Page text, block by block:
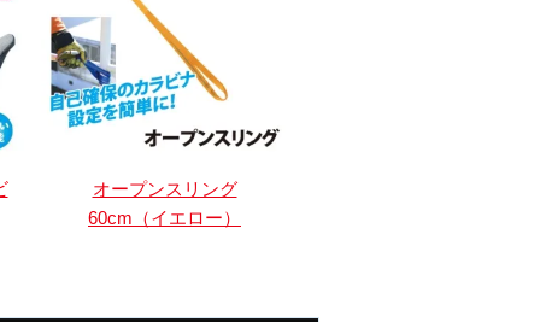
オープンスリング
60cm（イエロー）